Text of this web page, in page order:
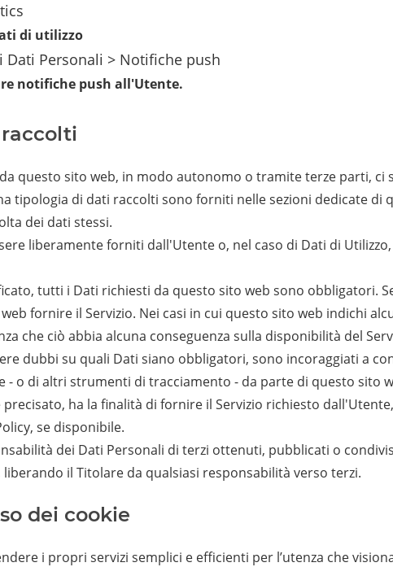
di utilizzo
Personali > Notifiche push
notifiche push all'Utente.
questo sito web, in modo autonomo o tramite terze parti, ci
tipologia di dati raccolti sono forniti nelle sezioni dedicate
dei dati stessi.
liberamente forniti dall'Utente o, nel caso di Dati di
tutti i Dati richiesti da questo sito web sono obbligatori.
fornire il Servizio. Nei casi in cui questo sito web indichi
che ciò abbia alcuna conseguenza sulla disponibilità del
dubbi su quali Dati siano obbligatori, sono incoraggiati a
- o di altri strumenti di tracciamento - da parte di questo
ha la finalità di fornire il Servizio richiesto
se disponibile.
dei Dati Personali di terzi ottenuti, pubblicati o
il Titolare da qualsiasi responsabilità verso terzi.
dei cookie
i propri servizi semplici e efficienti per l’utenza che